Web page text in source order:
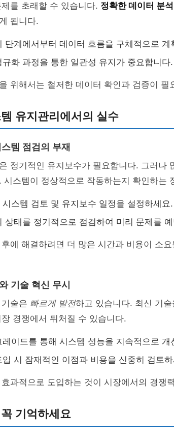
를 초래할 수 있습니다. 정확한 데이터 분석
됩니다.
단계에서부터 데이터 흐름을 구체적으로 계
규화 과정을 통한 일관성 유지가 중요합니다.
위해서는 철저한 데이터 확인과 검증이 필
유지관리에서의 실수
템 점검의 부재
정기적인 유지보수가 필요합니다. 그러나
시스템이 정상적으로 작동하는지 확인하는
시스템 검토 및 유지보수 일정을 설정하세요.
상태를 정기적으로 점검하여 미리 문제를
에 해결하려면 더 많은 시간과 비용이 소
기술 혁신 무시
술은 빠르게 발전하고 있습니다. 최신 기
경쟁에서 뒤처질 수 있습니다.
레이드를 통해 시스템 성능을 지속적으로 개
입 시 잠재적인 이점과 비용을 신중히 검토
과적으로 도입하는 것이 시장에서의 경쟁
기억하세요